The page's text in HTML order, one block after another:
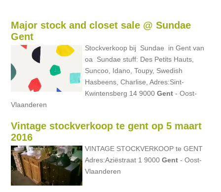
Major stock and closet sale @ Sundae
Gent
Stockverkoop bij Sundae in Gent van
oa Sundae stuff: Des Petits Hauts,
Suncoo, Idano, Toupy, Swedish
Hasbeens, Charlise, Adres:Sint-
Kwintensberg 14 9000Gent - Oost-
Vlaanderen
Vintage stockverkoop te gent op 5 maart
2016
VINTAGE STOCKVERKOOP te GENT
Adres:Aziëstraat 1 9000Gent - Oost-
Vlaanderen